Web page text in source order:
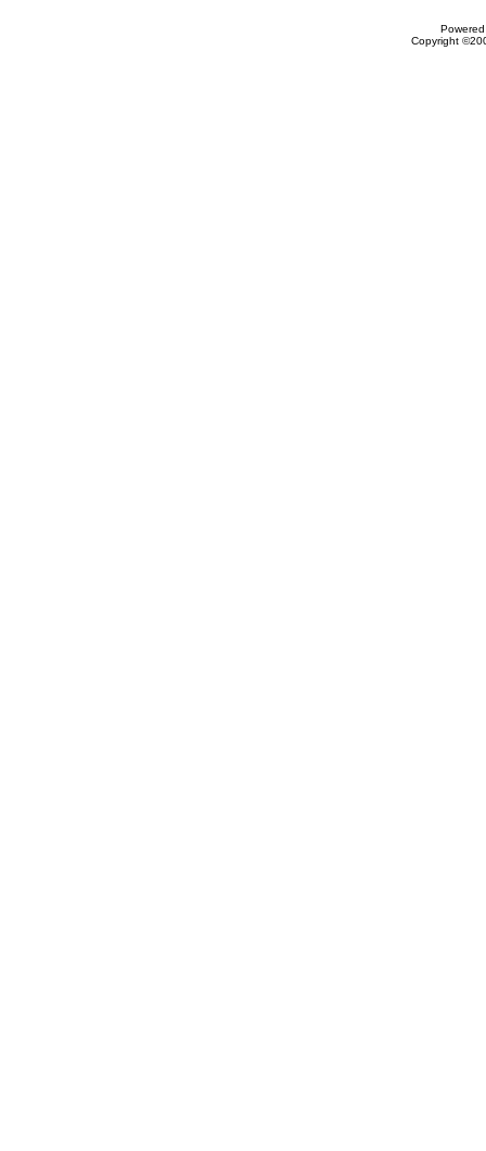
Copyright